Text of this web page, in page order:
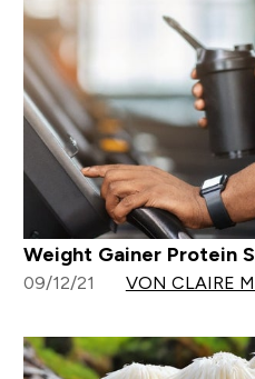
Weight Gainer Protein
09/12/21 VON CLAIRE